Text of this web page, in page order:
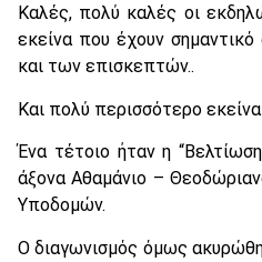
Καλές, πολύ καλές οι
εκείνα που έχουν
και των επισκεπτών..
Και πολύ περισσότερο
Ένα τέτοιο ήταν η
άξονα Αθαμάνιο –
Υποδομών.
Ο διαγωνισμός όμως